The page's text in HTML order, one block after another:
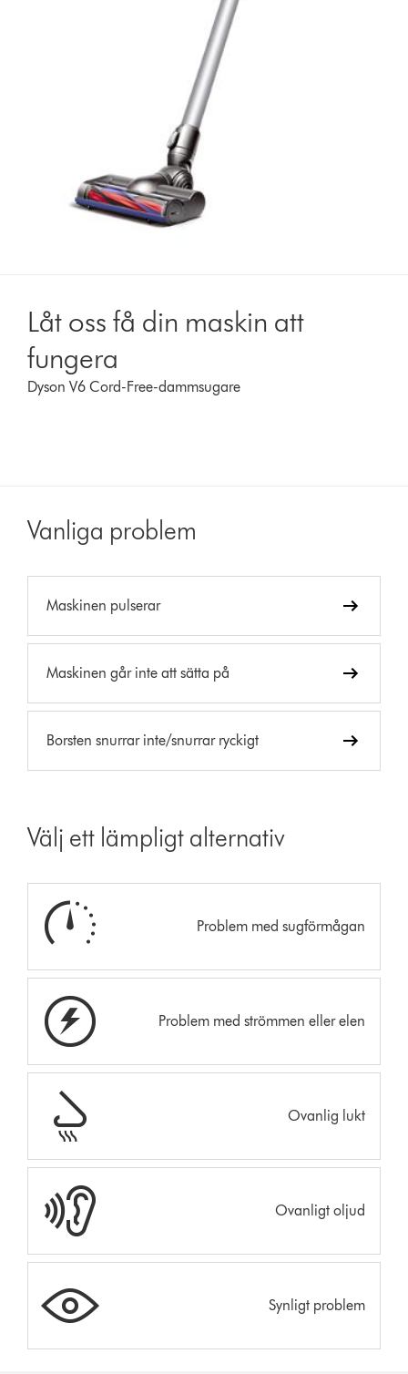
Låt oss få din maskin att
fungera
Dyson V6 Cord-Free-dammsugare
Vanliga problem
Maskinen pulserar
Maskinen går inte att sätta på
Borsten snurrar inte/snurrar ryckigt
Välj ett lämpligt alternativ
Problem med sugförmågan
Problem med strömmen eller elen
Ovanlig lukt
Ovanligt oljud
Synligt problem